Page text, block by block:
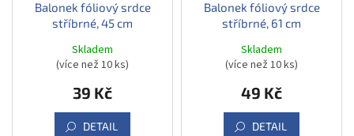
Balonek fóliový srdce
stříbrné, 45 cm
Skladem
(více než 10 ks)
39 Kč
DETAIL
Balonek fóliový srdce
stříbrné, 61 cm
Skladem
(více než 10 ks)
49 Kč
DETAIL